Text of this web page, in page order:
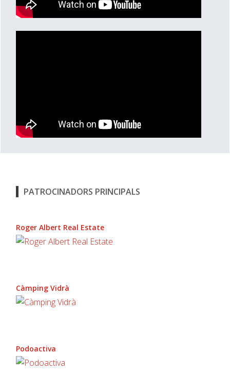
PATROCINADORS PRINCIPALS
Roger Albert Real Estate
Càmping Vidrà
Podoactiva